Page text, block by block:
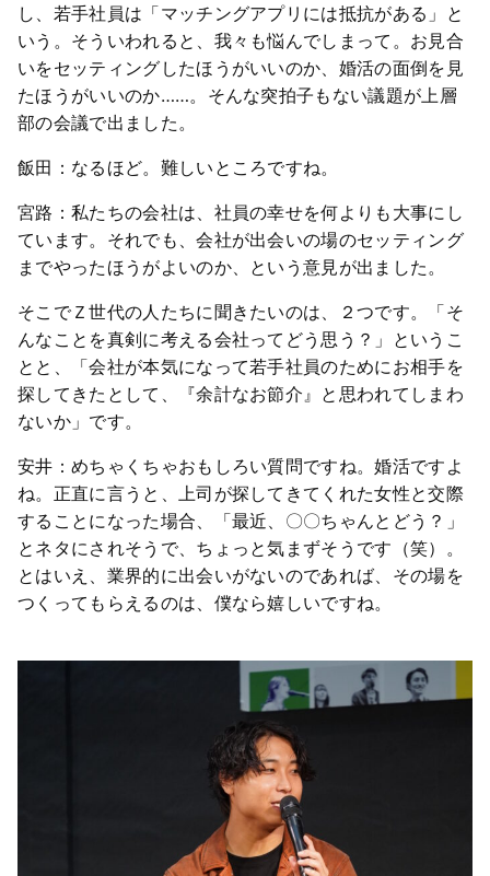
し、若手社員は「マッチングアプリには抵抗がある」と
いう。そういわれると、我々も悩んでしまって。お見合
いをセッティングしたほうがいいのか、婚活の面倒を見
たほうがいいのか……。そんな突拍子もない議題が上層
部の会議で出ました。
飯田：なるほど。難しいところですね。
宮路：私たちの会社は、社員の幸せを何よりも大事にし
ています。それでも、会社が出会いの場のセッティング
までやったほうがよいのか、という意見が出ました。
そこでＺ世代の人たちに聞きたいのは、２つです。「そ
んなことを真剣に考える会社ってどう思う？」というこ
とと、「会社が本気になって若手社員のためにお相手を
探してきたとして、『余計なお節介』と思われてしまわ
ないか」です。
安井：めちゃくちゃおもしろい質問ですね。婚活ですよ
ね。正直に言うと、上司が探してきてくれた女性と交際
することになった場合、「最近、〇〇ちゃんとどう？」
とネタにされそうで、ちょっと気まずそうです（笑）。
とはいえ、業界的に出会いがないのであれば、その場を
つくってもらえるのは、僕なら嬉しいですね。